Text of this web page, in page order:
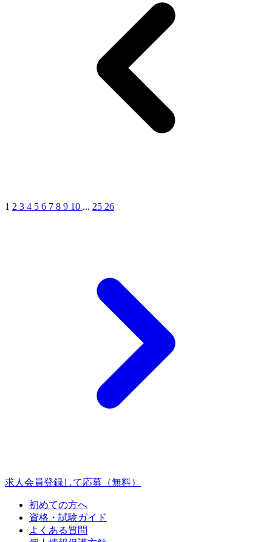
1 2 3 4 5 6 7 8 9 10 ... 25 26
求人会員登録して応募（無料）
初めての方へ
資格・試験ガイド
よくある質問